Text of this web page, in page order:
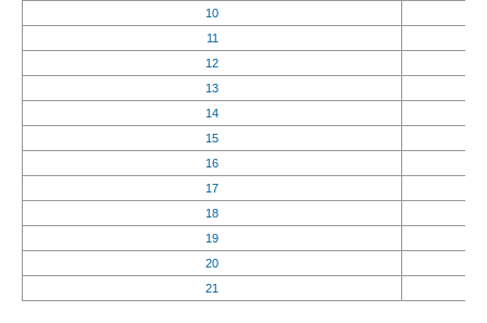
10
11
12
13
14
15
16
17
18
19
20
21